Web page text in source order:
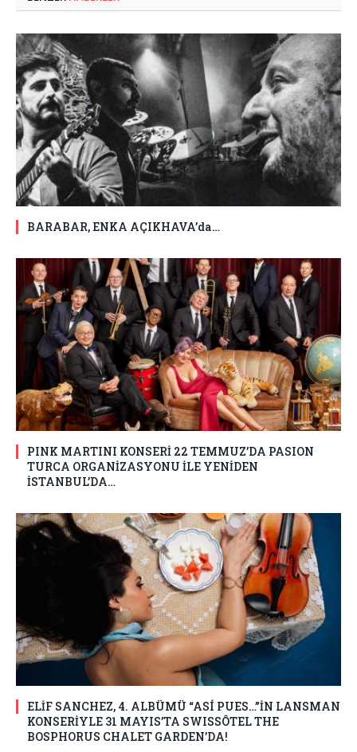
BARABAR, ENKA AÇIKHAVA’da…
PINK MARTINI KONSERİ 22 TEMMUZ’DA PASION
TURCA ORGANİZASYONU İLE YENİDEN
İSTANBUL’DA…
ELİF SANCHEZ, 4. ALBÜMÜ “ASÍ PUES…”İN LANSMAN
KONSERİYLE 31 MAYIS’TA SWISSÔTEL THE
BOSPHORUS CHALET GARDEN’DA!